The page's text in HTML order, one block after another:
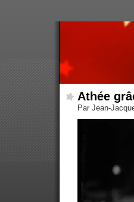
Athée
Par Jean-